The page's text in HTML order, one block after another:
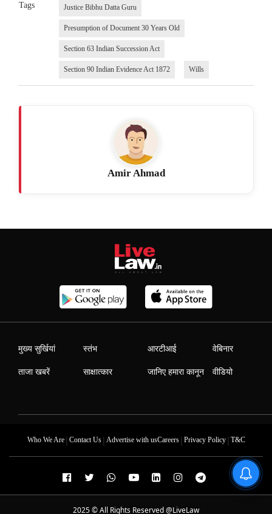
Tags Justice Bibhu Datta Guru
Presumption of Document 30 Years Old
Section 63 Indian Succession Act
Section 90 Indian Evidence Act 1872 Wills
Amir Ahmad
मुख्य सुर्खियां
ताजा खबरें
स्तंभ
साक्षात्कार
आरटीआई
जानिए हमारा कानून
वेबिनार
वीडियो
Who We Are| Contact Us| Advertise with usCareers| Privacy Policy| T&C
2025 © All Rights Reserved @LiveLaw